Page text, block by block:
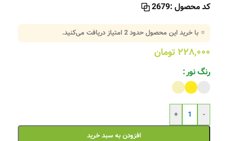
کد محصول :2679
⭐ با خرید این محصول حدود2امتیاز دریافت می‌کنید.
۲۲۸,۰۰۰ تومان
رنگ نور
-
+
افزودن به سبد خرید